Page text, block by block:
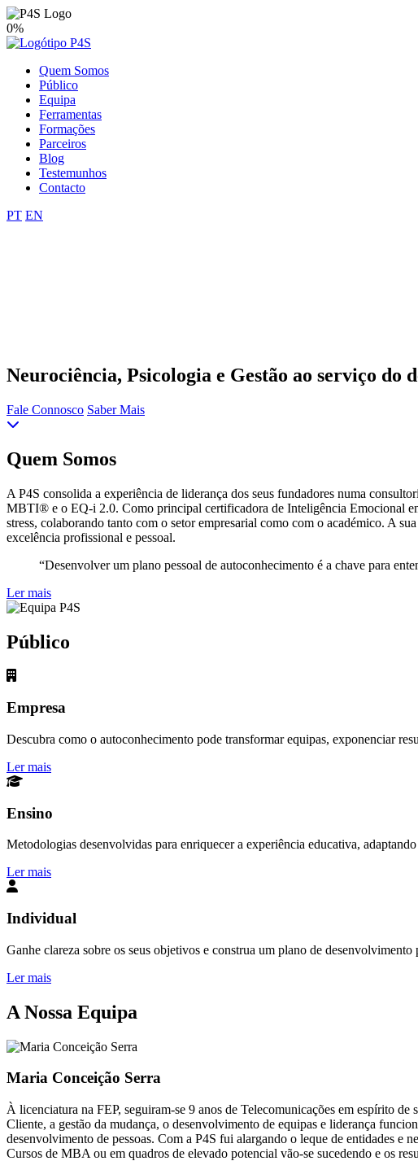
0%
Quem Somos
Público
Equipa
Ferramentas
Formações
Parceiros
Blog
Testemunhos
Contacto
PT EN
Neurociência, Psicologia e Gestão ao serviço do
Fale Connosco Saber Mais
Quem Somos
A P4S consolida a experiência de liderança dos seus fundadores numa
MBTI® e o EQ-i 2.0. Como principal certificadora de Inteligência Emocional
stress, colaborando tanto com o setor empresarial como com o académico. A
excelência profissional e pessoal.
“Desenvolver um plano pessoal de autoconhecimento é a chave para
Ler mais
Público
Empresa
Descubra como o autoconhecimento pode transformar equipas, exponenciar
Ler mais
Ensino
Metodologias desenvolvidas para enriquecer a experiência educativa,
Ler mais
Individual
Ganhe clareza sobre os seus objetivos e construa um plano de desenvolvimento
Ler mais
A Nossa Equipa
Maria Conceição Serra
À licenciatura na FEP, seguiram-se 9 anos de Telecomunicações em espírito
Cliente, a gestão da mudança, o desenvolvimento de equipas e liderança
desenvolvimento de pessoas. Com a P4S fui alargando o leque de entidades e
Cursos de MBA ou em quadros de elevado potencial vão-se sucedendo e os